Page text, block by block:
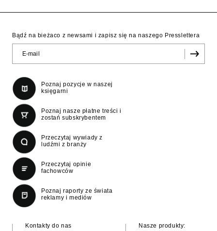
Bądź na bieżaco z newsami i zapisz się na naszego Presslettera
Poznaj pozycje w naszej
księgarni
Poznaj nasze płatne treści i
zostań subskrybentem
Przeczytaj wywiady z
ludźmi z branży
Przeczytaj opinie
fachowców
Poznaj raporty ze świata
reklamy i mediów
Kontakty do nas
Nasze produkty: